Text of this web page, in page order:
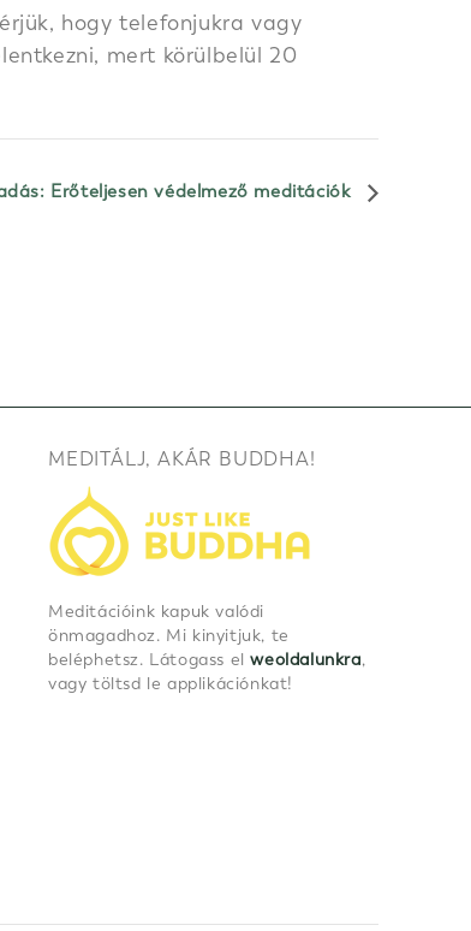
hogy telefonjukra vagy
mert körülbelül 20
Erőteljesen védelmező meditációk
MEDITÁLJ, AKÁR BUDDHA!
Meditációink kapuk valódi
önmagadhoz. Mi kinyitjuk, te
beléphetsz. Látogass elweoldalunkra,
vagy töltsd le applikációnkat!